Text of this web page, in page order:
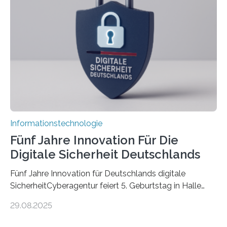
Promovierende im Rahmen von CAVECORE mit
kognitiven Robotern beschäftigen – also mit Robotern,
die mittels Sensoren ihre Umgebung erfassen,
Informationen verarbeiten und häufig auch mit…
Informationstechnologie
Fünf Jahre Innovation Für Die
Digitale Sicherheit Deutschlands
Fünf Jahre Innovation für Deutschlands digitale
SicherheitCyberagentur feiert 5. Geburtstag in Halle
ErfolgeDie Agentur für Innovation in der
29.08.2025